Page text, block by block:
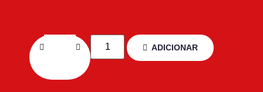
ADICIONAR